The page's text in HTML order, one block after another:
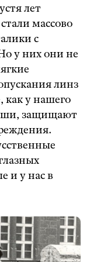
лет
массово
с
у них они не
линз
как у нашего
защищают
и у нас в